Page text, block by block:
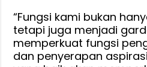
“Fungsi kami bukan
tetapi juga menjadi
memperkuat fungsi
dan penyerapan